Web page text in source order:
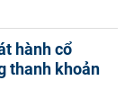
hành cổ
thanh khoản